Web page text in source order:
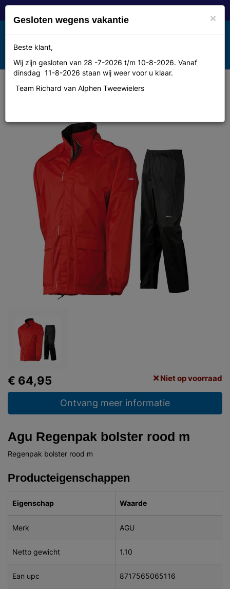
Toggle
navigation
MENU
Agu Regenpak bolster rood m
€ 64,95 Niet op voorraad
Ontvang meer informatie
Agu Regenpak bolster rood m
Regenpak bolster rood m
Producteigenschappen
Eigenschap Waarde
Merk AGU
Netto gewicht 1.10
Ean upc 8717565065116
×
Gesloten wegens vakantie
Beste klant,
Wij zijn gesloten van 28 -7-2026 t/m 10-8-2026. Vanaf
dinsdag 11-8-2026 staan wij weer voor u klaar.
Team Richard van Alphen Tweewielers